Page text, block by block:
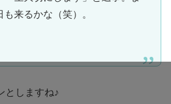
来るかな（笑）。
としますね♪